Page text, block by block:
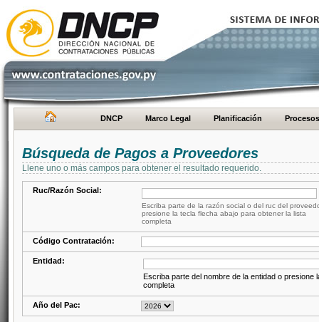
DNCP Marco Legal Planificación Procesos
Búsqueda de Pagos a Proveedores
Llene uno o más campos para obtener el resultado requerido.
Ruc/Razón Social:
Escriba parte de la razón social o del ruc del
presione la tecla flecha abajo para obtener la lista
completa
Código Contratación:
Entidad:
Escriba parte del nombre de la entidad o presione
completa
Año del Pac: